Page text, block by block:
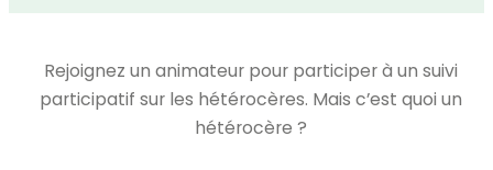
Rejoignez un animateur pour participer à un suivi
participatif sur les hétérocères. Mais c’est quoi un
hétérocère ?